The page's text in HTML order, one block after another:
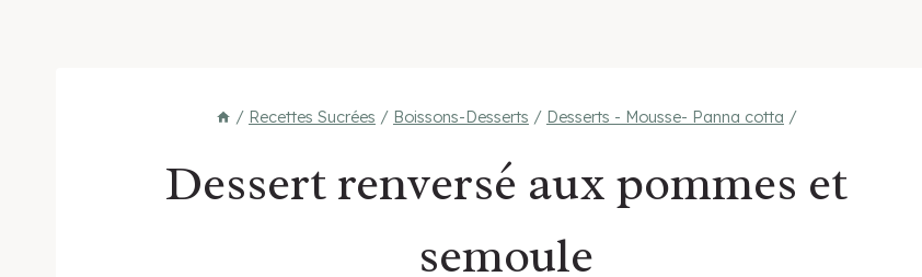
/ Recettes Sucrées / Boissons-Desserts / Desserts - Mousse- Panna cotta /
Dessert renversé aux pommes et
semoule